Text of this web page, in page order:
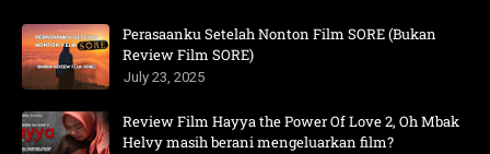
Perasaanku Setelah Nonton Film SORE (Bukan
Review Film SORE)
July 23, 2025
Review Film Hayya the Power Of Love 2, Oh Mbak
Helvy masih berani mengeluarkan film?